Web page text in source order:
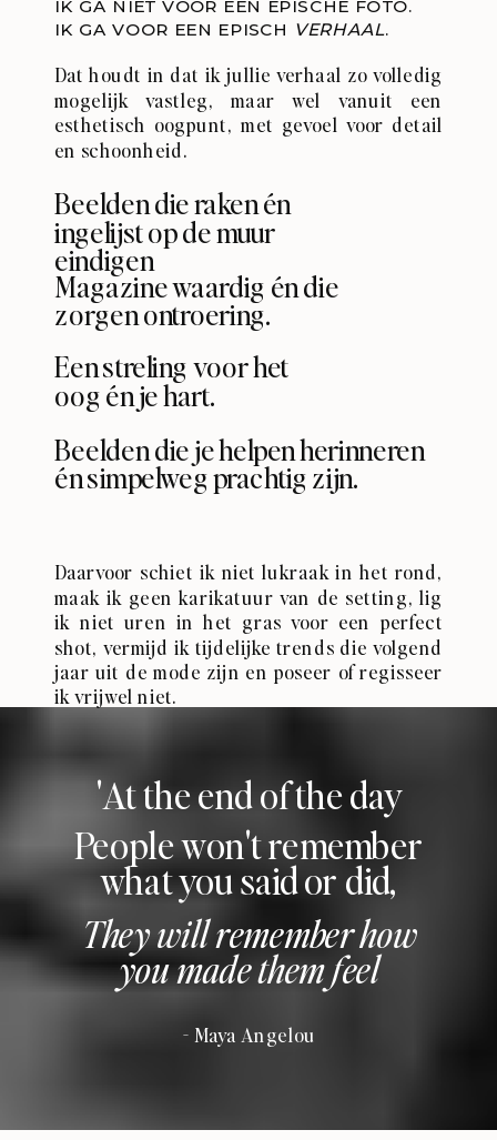
IK GA NIET VOOR ÉÉN EPISCHE FOTO.
IK GA VOOR EEN EPISCH VERHAAL.
Dat houdt in dat ik jullie verhaal zo volledig
mogelijk vastleg, maar wel vanuit een
esthetisch oogpunt, met gevoel voor detail
en schoonheid.
Daarvoor schiet ik niet lukraak in het rond,
maak ik geen karikatuur van de setting, lig
ik niet uren in het gras voor een perfect
shot, vermijd ik tijdelijke trends die volgend
jaar uit de mode zijn en poseer of regisseer
ik vrijwel niet.
Een streling voor het
oog én je hart.
Beelden die raken én
ingelijst op de muur
eindigen
Beelden die je helpen herinneren
én simpelweg prachtig zijn.
Magazine waardig én die
zorgen ontroering.
- Maya Angelou
They will remember how
you made them feel
People won't remember
what you said or did,
'At the end of the day